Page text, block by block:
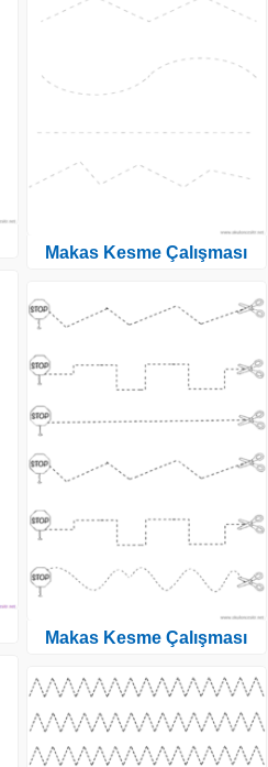
Makas Kesme Çalışması
Makas Kesme Çalışması